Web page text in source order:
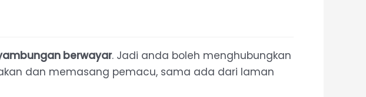
berwayar. Jadi anda boleh menghubungkan
dan memasang pemacu, sama ada dari laman